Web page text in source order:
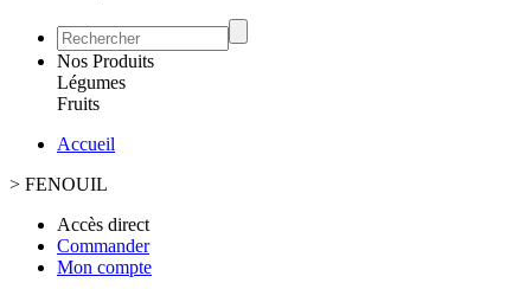
Nos Produits
Légumes
Fruits
Accueil
> FENOUIL
Accès direct
Commander
Mon compte